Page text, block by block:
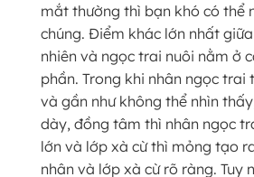
mắt thường thì bạn khó có thể
chúng. Điểm khác lớn nhất
nhiên và ngọc trai nuôi nằm ở
phần. Trong khi nhân ngọc trai
và gần như không thể nhìn
dày, đồng tâm thì nhân ngọc
lớn và lớp xà cừ thì mỏng tạo
nhân và lớp xà cừ rõ ràng. Tuy